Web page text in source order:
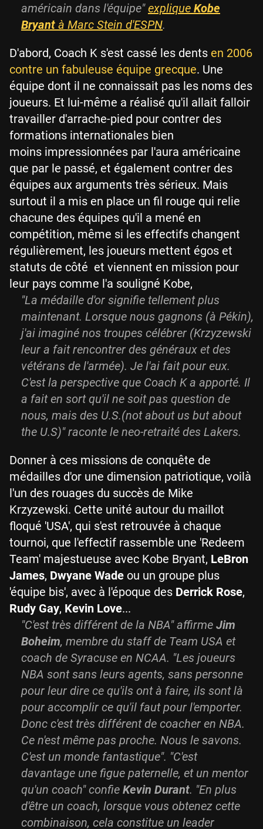
américain dans l'équipe"explique Kobe
Bryant à Marc Stein d'ESPN.
D'abord, Coach K s'est cassé les dents en 2006
contre un fabuleuse équipe grecque. Une
équipe dont il ne connaissait pas les noms des
joueurs. Et lui-même a réalisé qu'il allait falloir
travailler d'arrache-pied pour contrer des
formations internationales bien
moins impressionnées par l'aura américaine
que par le passé, et également contrer des
équipes aux arguments très sérieux. Mais
surtout il a mis en place un fil rouge qui relie
chacune des équipes qu'il a mené en
compétition, même si les effectifs changent
régulièrement, les joueurs mettent égos et
statuts de côté et viennent en mission pour
leur pays comme l'a souligné Kobe,
"La médaille d'or signifie tellement plus
maintenant. Lorsque nous gagnons (à Pékin),
j'ai imaginé nos troupes célébrer (Krzyzewski
leur a fait rencontrer des généraux et des
vétérans de l'armée). Je l'ai fait pour eux.
C'est la perspective que Coach K a apporté. Il
a fait en sort qu'il ne soit pas question de
nous, mais des U.S.(not about us but about
the U.S)" raconte le neo-retraité des Lakers.
Donner à ces missions de conquête de
médailles d'or une dimension patriotique, voilà
l'un des rouages du succès de Mike
Krzyzewski. Cette unité autour du maillot
floqué 'USA', qui s'est retrouvée à chaque
tournoi, que l'effectif rassemble une 'Redeem
Team' majestueuse avec Kobe Bryant, LeBron
James, Dwyane Wade ou un groupe plus
'équipe bis', avec à l'époque des Derrick Rose,
Rudy Gay, Kevin Love...
"C'est très différent de la NBA" affirme Jim
Boheim, membre du staff de Team USA et
coach de Syracuse en NCAA. "Les joueurs
NBA sont sans leurs agents, sans personne
pour leur dire ce qu'ils ont à faire, ils sont là
pour accomplir ce qu'il faut pour l'emporter.
Donc c'est très différent de coacher en NBA.
Ce n'est même pas proche. Nous le savons.
C'est un monde fantastique". "C'est
davantage une figue paternelle, et un mentor
qu'un coach" confie Kevin Durant. "En plus
d'être un coach, lorsque vous obtenez cette
combinaison, cela constitue un leader